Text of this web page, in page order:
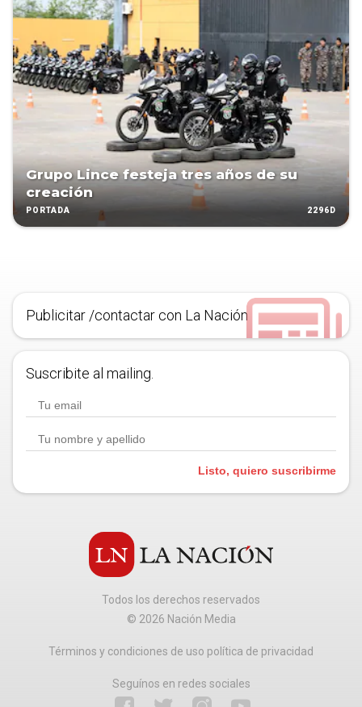
Grupo Lince festeja tres años de su
creación
PORTADA 2296D
Publicitar /contactar con La Nación
Suscribite al mailing.
Listo, quiero suscribirme
Todos los derechos reservados
© 2026 Nación Media
Términos y condiciones de uso política de privacidad
Seguínos en redes sociales